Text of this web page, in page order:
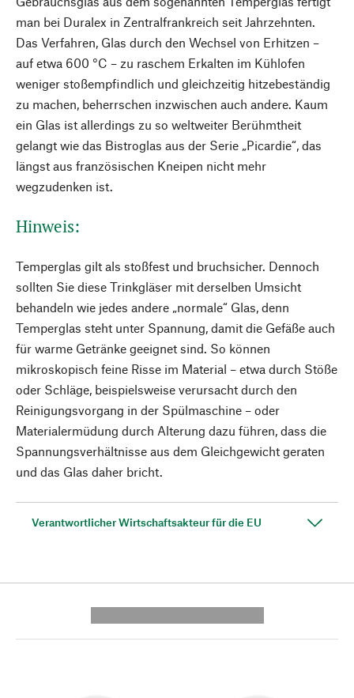
man bei Duralex in Zentralfrankreich seit Jahrzehnten.
Das Verfahren, Glas durch den Wechsel von Erhitzen –
auf etwa 600 °C – zu raschem Erkalten im Kühlofen
weniger stoßempfindlich und gleichzeitig hitzebeständig
zu machen, beherrschen inzwischen auch andere. Kaum
ein Glas ist allerdings zu so weltweiter Berühmtheit
gelangt wie das Bistroglas aus der Serie „Picardie“, das
längst aus französischen Kneipen nicht mehr
wegzudenken ist.
Hinweis:
Temperglas gilt als stoßfest und bruchsicher. Dennoch
sollten Sie diese Trinkgläser mit derselben Umsicht
behandeln wie jedes andere „normale“ Glas, denn
Temperglas steht unter Spannung, damit die Gefäße auch
für warme Getränke geeignet sind. So können
mikroskopisch feine Risse im Material – etwa durch Stöße
oder Schläge, beispielsweise verursacht durch den
Reinigungsvorgang in der Spülmaschine – oder
Materialermüdung durch Alterung dazu führen, dass die
Spannungsverhältnisse aus dem Gleichgewicht geraten
und das Glas daher bricht.
Verantwortlicher Wirtschaftsakteur für die EU